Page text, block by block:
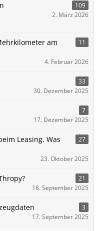
109
2. März 2026
am
11
4. Februar 2026
33
30. Dezember 2025
7
17. Dezember 2025
Leasing. Was
27
23. Oktober 2025
21
18. September 2025
3
17. September 2025